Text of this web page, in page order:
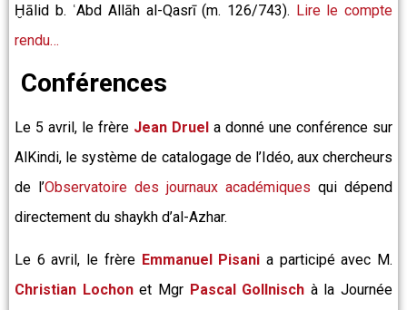
Ḫālid b. ʿAbd Allāh al-Qasrī (m. 126/743). Lire le compte
rendu…
Conférences
Le 5 avril, le frère Jean Druel a donné une conférence sur
AlKindi, le système de catalogage de l’Idéo, aux chercheurs
de l’Observatoire des journaux académiques qui dépend
directement du shaykh d’al-Azhar.
Le 6 avril, le frère Emmanuel Pisani a participé avec M.
Christian Lochonet Mgr Pascal Gollnisch à la Journée